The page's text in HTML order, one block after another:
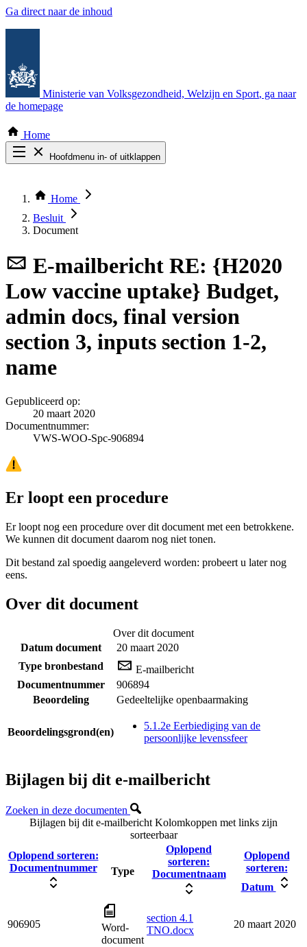
Ga direct naar de inhoud
Ministerie van Volksgezondheid, Welzijn en Sport, ga naar
de homepage
Home
Hoofdmenu in- of uitklappen
Thema COVID-19
Bekijk per bestuursorgaan
Home
Besluit
Document
E-mailbericht RE: {H2020
Low vaccine uptake} Budget,
admin docs, final version
section 3, inputs section 1-2,
name
Gepubliceerd op:
20 maart 2020
Documentnummer:
VWS-WOO-Spc-906894
Er loopt een procedure
Er loopt nog een procedure over dit document met een betrokkene.
We kunnen dit document daarom nog niet tonen.
Dit bestand zal spoedig aangeleverd worden: probeert u later nog
eens.
Over dit document
Over dit document
Datum document
20 maart 2020
Type bronbestand
E-mailbericht
Documentnummer
906894
Beoordeling
Gedeeltelijke openbaarmaking
Beoordelingsgrond(en)
5.1.2e Eerbiediging van de
persoonlijke levenssfeer
Bijlagen bij dit e-mailbericht
Zoeken in deze documenten
Bijlagen bij dit e-mailbericht Kolomkoppen met links zijn
sorteerbaar
Oplopend sorteren:
Documentnummer
Type
Oplopend
sorteren:
Documentnaam
Oplopend
sorteren:
Datum
906905
Word-
document
section 4.1
TNO.docx
20 maart 2020